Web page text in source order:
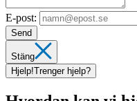
E-post:
Send
Stäng
Hjelp!Trenger hjelp?